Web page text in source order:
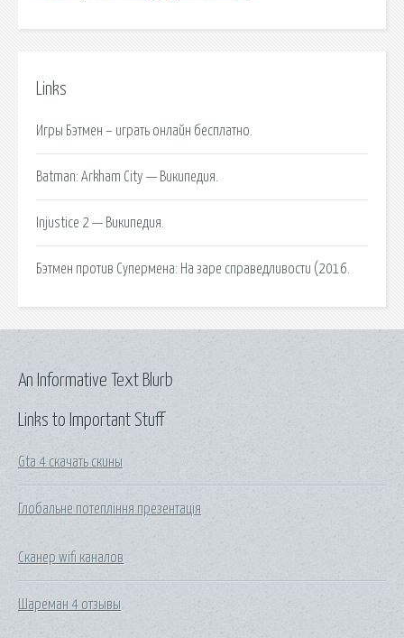
Links
Игры Бэтмен – играть онлайн бесплатно.
Batman: Arkham City — Википедия.
Injustice 2 — Википедия.
Бэтмен против Супермена: На заре справедливости (2016.
Links to Important Stuff
Gta 4 скачать скины
Глобальне потепління презентація
Сканер wifi каналов
Шареман 4 отзывы
An Informative Text Blurb